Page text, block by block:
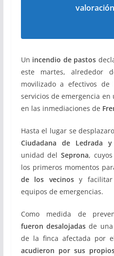
Un incendio de pastos
este martes, alrededor
movilizado a efectivos
servicios de emergencia
en las inmediaciones de
Hasta el lugar se
Ciudadana de Ledrada
unidad delSeprona,
los primeros momentos
de los vecinosy facilitar
equipos de emergencias.
Como medida de
fueron desalojadasde una
de la finca afectada por
acudieron por sus